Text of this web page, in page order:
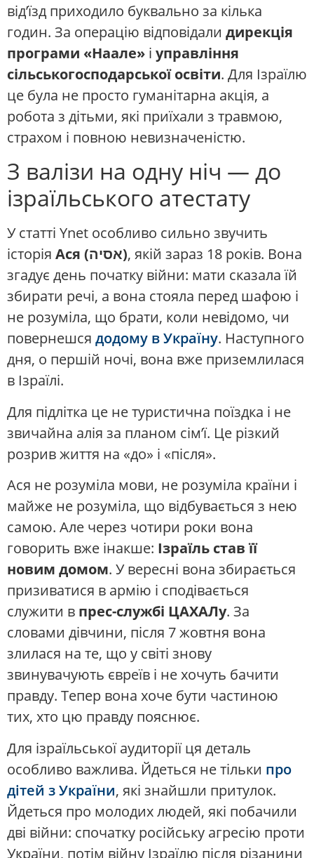
від’їзд приходило буквально за кілька
годин. За операцію відповідали дирекція
програми «Наале» і управління
сільськогосподарської освіти. Для Ізраїлю
це була не просто гуманітарна акція, а
робота з дітьми, які приїхали з травмою,
страхом і повною невизначеністю.
З валізи на одну ніч — до
ізраїльського атестату
У статті Ynet особливо сильно звучить
історія
Ася (אסיה), якій зараз 18 років. Вона
згадує день початку війни: мати сказала їй
збирати речі, а вона стояла перед шафою і
не розуміла, що брати, коли невідомо, чи
повернешся додому в Україну. Наступного
дня, о першій ночі, вона вже приземлилася
в Ізраїлі.
Для підлітка це не туристична поїздка і не
звичайна алія за планом сім’ї. Це різкий
розрив життя на «до» і «після».
Ася не розуміла мови, не розуміла країни і
майже не розуміла, що відбувається з нею
самою. Але через чотири роки вона
говорить вже інакше: Ізраїль став її
новим домом. У вересні вона збирається
призиватися в армію і сподівається
служити в прес-службі ЦАХАЛу. За
словами дівчини, після 7 жовтня вона
злилася на те, що у світі знову
звинувачують євреїв і не хочуть бачити
правду. Тепер вона хоче бути частиною
тих, хто цю правду пояснює.
Для ізраїльської аудиторії ця деталь
особливо важлива. Йдеться не тільки про
дітей з України, які знайшли притулок.
Йдеться про молодих людей, які побачили
дві війни: спочатку російську агресію проти
України, потім війну Ізраїлю після різанини